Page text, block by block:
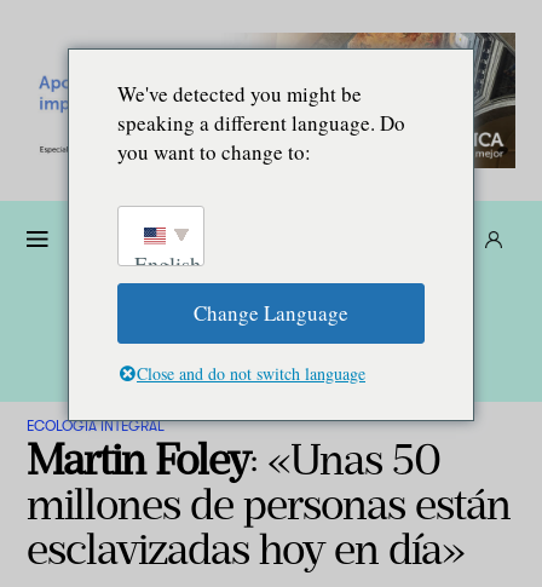
ECOLOGÍA INTEGRAL
Martin Foley: «Unas 50
millones de personas están
esclavizadas hoy en día»
We've detected you might be
speaking a different language. Do
you want to change to:
English
Change Language
Close and do not switch language